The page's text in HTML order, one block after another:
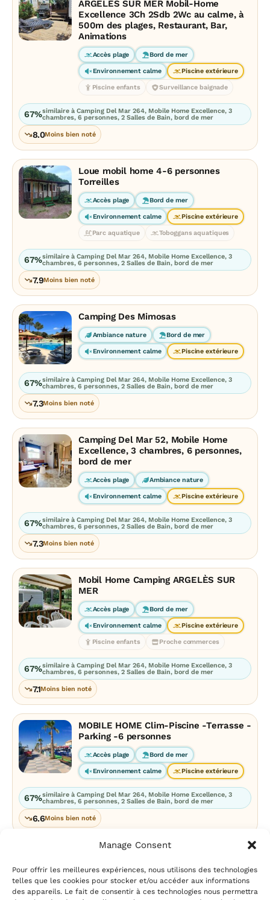
Manage Consent
Pour offrir les meilleures expériences, nous utilisons des technologies
telles que les cookies pour stocker et/ou accéder aux informations
des appareils. Le fait de consentir à ces technologies nous permettra
ARGELÈS SUR MER Mobil-Home
Excellence 3Ch 2Sdb 2Wc au calme, à
500m des plages, Restaurant, Bar,
Animations
Accès plage Bord de mer
Environnement calme Piscine extérieure
Piscine enfants Surveillance baignade
67%similaire à Camping Del Mar 264, Mobile Home Excellence, 3
chambres, 6 personnes, 2 Salles de Bain, bord de mer
8.0Moins bien noté
Loue mobil home 4-6 personnes
Torreilles
Accès plage Bord de mer
Environnement calme Piscine extérieure
Parc aquatique Toboggans aquatiques
67%similaire à Camping Del Mar 264, Mobile Home Excellence, 3
chambres, 6 personnes, 2 Salles de Bain, bord de mer
7.9Moins bien noté
Camping Des Mimosas
Ambiance nature Bord de mer
Environnement calme Piscine extérieure
67%similaire à Camping Del Mar 264, Mobile Home Excellence, 3
chambres, 6 personnes, 2 Salles de Bain, bord de mer
7.3Moins bien noté
Camping Del Mar 52, Mobile Home
Excellence, 3 chambres, 6 personnes,
bord de mer
Accès plage Ambiance nature
Environnement calme Piscine extérieure
67%similaire à Camping Del Mar 264, Mobile Home Excellence, 3
chambres, 6 personnes, 2 Salles de Bain, bord de mer
7.3Moins bien noté
Mobil Home Camping ARGELÈS SUR
MER
Accès plage Bord de mer
Environnement calme Piscine extérieure
Piscine enfants Proche commerces
67%similaire à Camping Del Mar 264, Mobile Home Excellence, 3
chambres, 6 personnes, 2 Salles de Bain, bord de mer
7.1Moins bien noté
MOBILE HOME Clim-Piscine -Terrasse -
Parking -6 personnes
Accès plage Bord de mer
Environnement calme Piscine extérieure
67%similaire à Camping Del Mar 264, Mobile Home Excellence, 3
chambres, 6 personnes, 2 Salles de Bain, bord de mer
6.6Moins bien noté